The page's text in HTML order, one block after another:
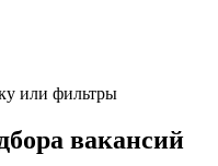
или фильтры
вакансий